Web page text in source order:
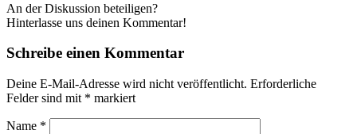
An der Diskussion beteiligen?
Hinterlasse uns deinen Kommentar!
Schreibe einen Kommentar
Deine E-Mail-Adresse wird nicht veröffentlicht. Erforderliche
Felder sind mit * markiert
Name *